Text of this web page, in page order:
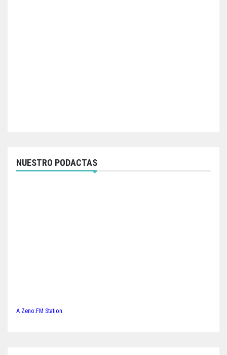
NUESTRO PODACTAS
A Zeno.FM Station